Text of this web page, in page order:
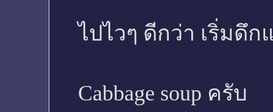
ไปไวๆ ดีกว่า เริ่มดึก
Cabbage soup ครับ